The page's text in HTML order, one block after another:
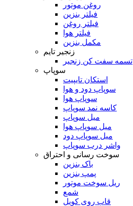
روغن موتور
فیلتر بنزین
فیلتر روغن
فیلتر هوا
مکمل بنزین
زنجیر تایم
تسمه سفت کن زنجیر
سوپاپ
استکان تایپیت
سوپاپ دود و هوا
سوپاپ هوا
کاسه نمد سوپاپ
میل سوپاپ
میل سوپاپ هوا
میل سوپاپ دود
واشر درب سوپاپ
سوخت رسانی و احتراق
باک بنزین
پمپ بنزین
ریل سوخت موتور
شمع
قاب روی کویل